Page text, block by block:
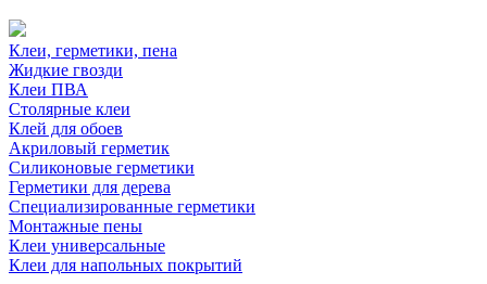
Клеи, герметики, пена
Жидкие гвозди
Клеи ПВА
Столярные клеи
Клей для обоев
Акриловый герметик
Силиконовые герметики
Герметики для дерева
Специализированные герметики
Монтажные пены
Клеи универсальные
Клеи для напольных покрытий